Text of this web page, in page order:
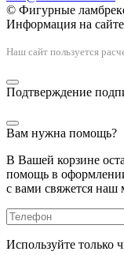
© Фигурные
Информация на
Наш сайт пользуется
Подтверждение
Вам нужна помощь?
В Вашей корзине
помощь в оформлении
с вами свяжется наш
Используйте только